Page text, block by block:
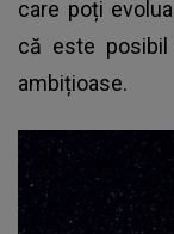
care poți
că este
ambițioase.